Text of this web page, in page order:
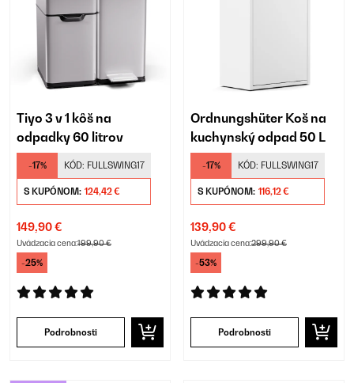
Tiyo 3 v 1 kôš na
odpadky 60 litrov
-17% KÓD: FULLSWING17
S KUPÓNOM: 124,42 €
149,90 €
Uvádzacia cena:199,90 €
-25%
Podrobnosti
Ordnungshüter Koš na
kuchynský odpad 50 L
-17% KÓD: FULLSWING17
S KUPÓNOM: 116,12 €
139,90 €
Uvádzacia cena:299,90 €
-53%
Podrobnosti